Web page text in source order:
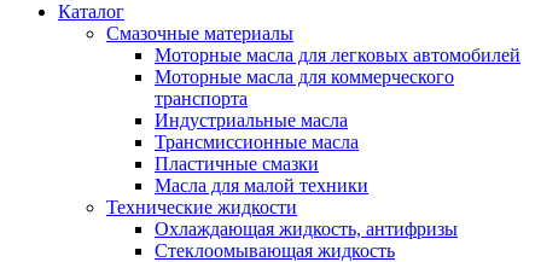
Каталог
Смазочные материалы
Моторные масла для легковых автомобилей
Моторные масла для коммерческого
транспорта
Индустриальные масла
Трансмиссионные масла
Пластичные смазки
Масла для малой техники
Технические жидкости
Охлаждающая жидкость, антифризы
Стеклоомывающая жидкость